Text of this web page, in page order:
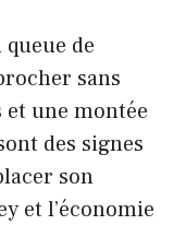
de
sans
une montée
des signes
son
et l’économie